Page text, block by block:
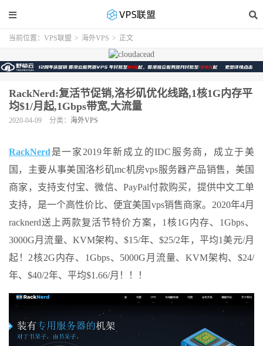
当前位置： VPS联盟 > 海外VPS > 正文
RackNerd:复活节促销,洛杉矶优化线路,1核1G内存平
均$1/月起,1Gbps带宽,大流量
2020-04-09 分类： 海外VPS
RackNerd 是一家2019年新成立的IDC服务商，成立于美
国，主要从事美国洛杉矶mc机房vps服务器产品销售，美国
商家，支持支付宝、微信、PayPal付款购买，提供中文工单
支持，是一个高性价比、便宜美国vps销售商家。2020年4月
racknerd送上两款复活节特价方案，1核1G内存、1Gbps、
3000G月流量、KVM架构、$15/年、$25/2年，平均1美元/月
起！2核2G内存、1Gbps、5000G月流量、KVM架构、$24/
年、$40/2年、平均$1.66/月！！！